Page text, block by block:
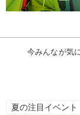
今みんなが気
夏の注目イベン